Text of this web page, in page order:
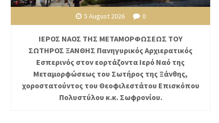
5 August 2026 0
ΙΕΡΟΣ ΝΑΟΣ ΤΗΣ ΜΕΤΑΜΟΡΦΩΣΕΩΣ ΤΟΥ
ΣΩΤΗΡΟΣ ΞΑΝΘΗΣ Πανηγυρικός Αρχιερατικός
Εσπερινός στον εορτάζοντα Ιερό Ναό της
Μεταμορφώσεως του Σωτήρος της Ξάνθης,
χοροστατούντος του Θεοφιλεστάτου Επισκόπου
Πολυστύλου κ.κ. Σωφρονίου.